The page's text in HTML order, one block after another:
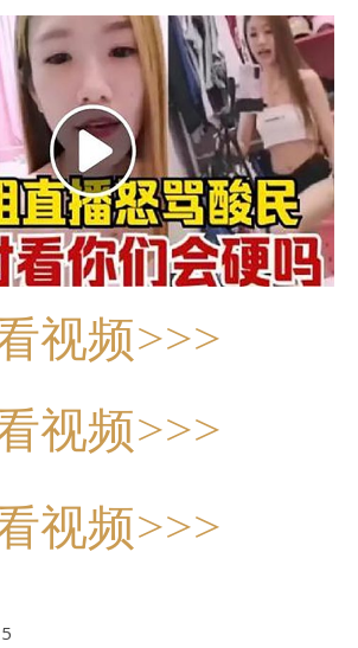
视频>>>
视频>>>
视频>>>